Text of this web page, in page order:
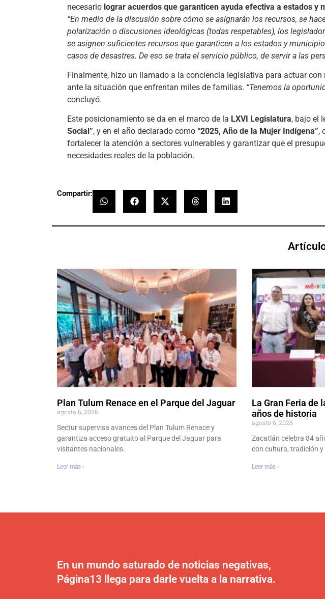
necesario lograr acuerdos que garanticen ayuda efectiva a estados y
“En medio de la discusión sobre cómo se asignarán los recursos, se
polarización o discusiones ideológicas (todas respetables), los
se asignen suficientes recursos que garanticen a los estados y
casos de desastres. De eso se trata el servicio público, de servir a las
Finalmente, hizo un llamado a la conciencia legislativa para actuar
ante la situación que enfrentan miles de familias. “Tenemos la
concluyó.
Este posicionamiento se da en el marco de la LXVI Legislatura, bajo el
Social”, y en el año declarado como “2025, Año de la Mujer Indígena”,
fortalecer la atención a sectores vulnerables y garantizar que el
necesidades reales de la población.
Compartir:
Plan Tulum Renace en el Parque del Jaguar
agosto 6, 2026
Sectur supervisa avances del Plan Tulum Renace y
garantiza acceso gratuito al Parque del Jaguar para
visitantes nacionales.
Leer más ›
La Gran Feria de
años de historia
agosto 6, 2026
Zacatlán celebra 84
con cultura, tradición
Leer más ›
En un mundo saturado de noticias negativas,
Página13 llega para darle vuelta a la narrativa.